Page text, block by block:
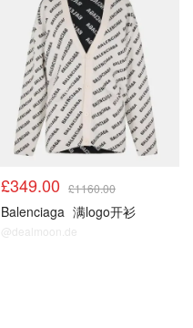
£349.00 £1160.00
Balenciaga 满logo开衫
@dealmoon.de